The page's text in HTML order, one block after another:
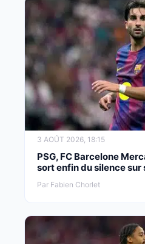
3 AOÛT 2026, 18:15
PSG, FC Barcelone
sort enfin du silence sur
Par Fabien Chorlet